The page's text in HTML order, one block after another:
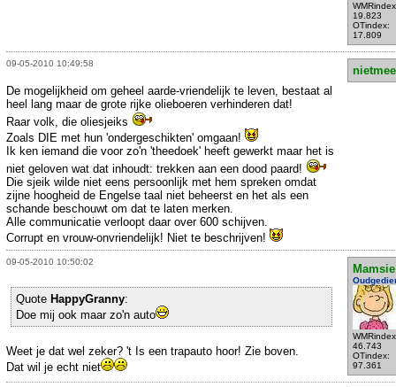
19.823
OTindex:
17.809
09-05-2010 10:49:58
De mogelijkheid om geheel aarde-vriendelijk te leven, bestaat al
heel lang maar de grote rijke olieboeren verhinderen dat!
Raar volk, die oliesjeiks
Zoals DIE met hun 'ondergeschikten' omgaan!
Ik ken iemand die voor zo'n 'theedoek' heeft gewerkt maar het is
niet geloven wat dat inhoudt: trekken aan een dood paard!
Die sjeik wilde niet eens persoonlijk met hem spreken omdat
zijne hoogheid de Engelse taal niet beheerst en het als een
schande beschouwt om dat te laten merken.
Alle communicatie verloopt daar over 600 schijven.
Corrupt en vrouw-onvriendelijk! Niet te beschrijven!
09-05-2010 10:50:02
Mamsie
46.743
OTindex:
97.361
Quote HappyGranny:
Doe mij ook maar zo'n auto
Weet je dat wel zeker? 't Is een trapauto hoor! Zie boven.
Dat wil je echt niet